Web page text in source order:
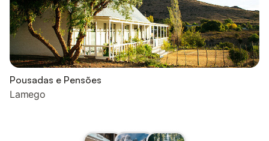
Pousadas e Pensões
Lamego